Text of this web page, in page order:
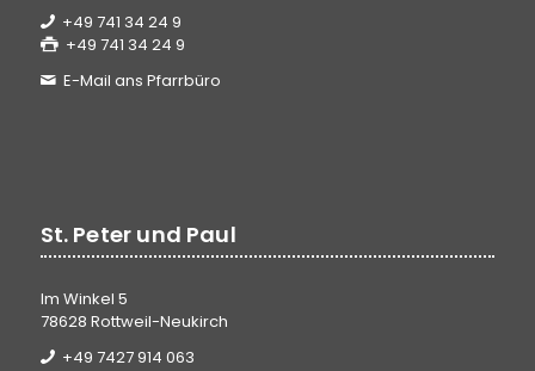
+49 741 34 24 9
+49 741 34 24 9
E-Mail ans Pfarrbüro
St. Peter und Paul
Im Winkel 5
78628 Rottweil-Neukirch
+49 7427 914 063